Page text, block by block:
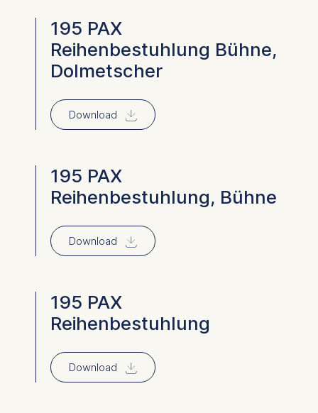
195 PAX
Reihenbestuhlung Bühne,
Dolmetscher
Download ⇓
195 PAX
Reihenbestuhlung, Bühne
Download ⇓
195 PAX
Reihenbestuhlung
Download ⇓